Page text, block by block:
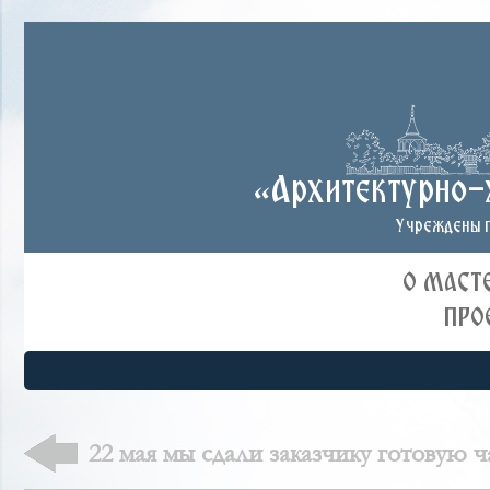
Учреждены
О
22 мая мы сдали заказчику готовую